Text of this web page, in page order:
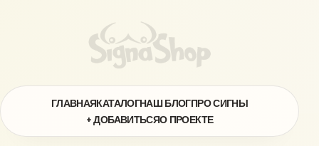
ГЛАВНАЯКАТАЛОГНАШ БЛОГПРО СИГНЫ
+ ДОБАВИТЬСЯО ПРОЕКТЕ